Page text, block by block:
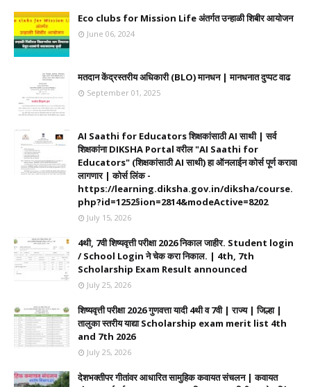
Eco clubs for Mission Life अंतर्गत उन्हाळी शिबीर आयोजन
June 06, 2024
मतदान केंद्रस्तरीय अधिकारी (BLO) मानधन | मानधनात दुप्पट वाढ
September 01, 2025
AI Saathi for Educators शिक्षकांसाठी AI साथी | सर्व
शिक्षकांना DIKSHA Portal वरील "AI Saathi for
Educators" (शिक्षकांसाठी AI साथी) हा ऑनलाईन कोर्स पूर्ण करावा
लागणार | कोर्स लिंक -
https://learning.diksha.gov.in/diksha/course.
php?id=1252§ion=2814&modeActive=8202
July 15, 2026
4थी, 7वी शिष्यवृत्ती परीक्षा 2026 निकाल जाहीर. Student login
/ School Login ने चेक करा निकाल. | 4th, 7th
Scholarship Exam Result announced
July 25, 2026
शिष्यवृत्ती परीक्षा 2026 गुणवत्ता यादी 4थी व 7वी | राज्य | जिल्हा |
तालुका स्तरीय याद्या Scholarship exam merit list 4th
and 7th 2026
July 25, 2026
देशभक्तीपर गीतांवर आधारित सामुहिक कवायत संचलन | कवायत